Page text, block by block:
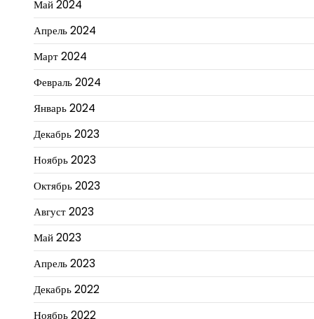
Май 2024
Апрель 2024
Март 2024
Февраль 2024
Январь 2024
Декабрь 2023
Ноябрь 2023
Октябрь 2023
Август 2023
Май 2023
Апрель 2023
Декабрь 2022
Ноябрь 2022